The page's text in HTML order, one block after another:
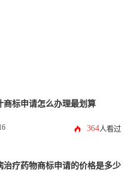
商标申请怎么办理最划算
364人看过
治疗药物商标申请的价格是多少